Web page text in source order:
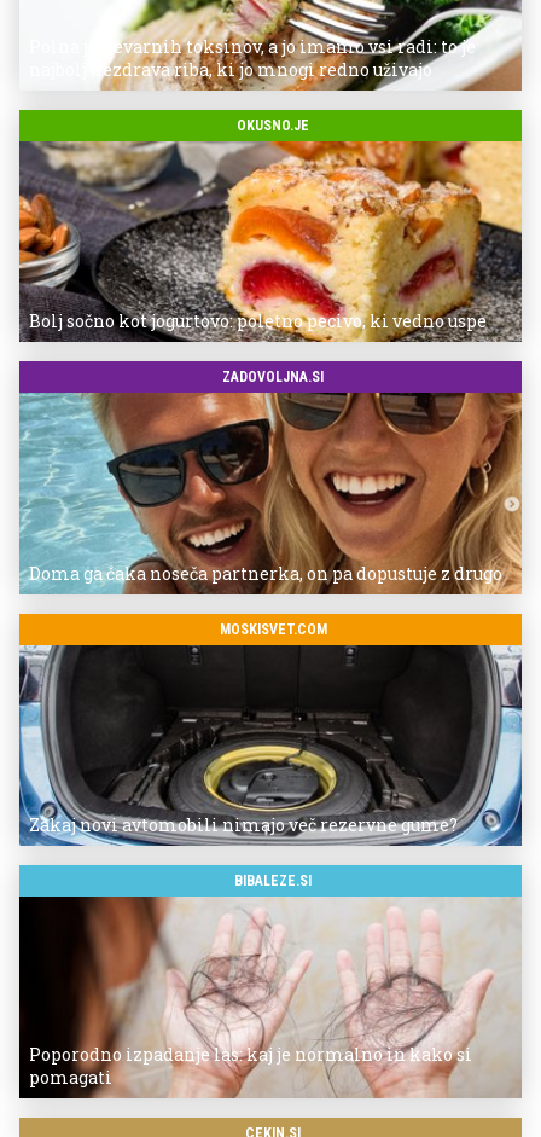
Polna je nevarnih toksinov, a jo imamo vsi radi: to je
najbolj nezdrava riba, ki jo mnogi redno uživajo
OKUSNO.JE
Bolj sočno kot jogurtovo: poletno pecivo, ki vedno uspe
ZADOVOLJNA.SI
Doma ga čaka noseča partnerka, on pa dopustuje z drugo
MOSKISVET.COM
Zakaj novi avtomobili nimajo več rezervne gume?
BIBALEZE.SI
Poporodno izpadanje las: kaj je normalno in kako si
pomagati
CEKIN.SI